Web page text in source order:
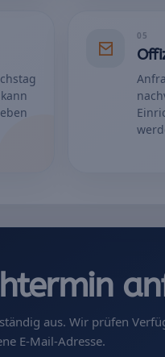
05
aus. Wir prüfen
E-Mail-Adresse.